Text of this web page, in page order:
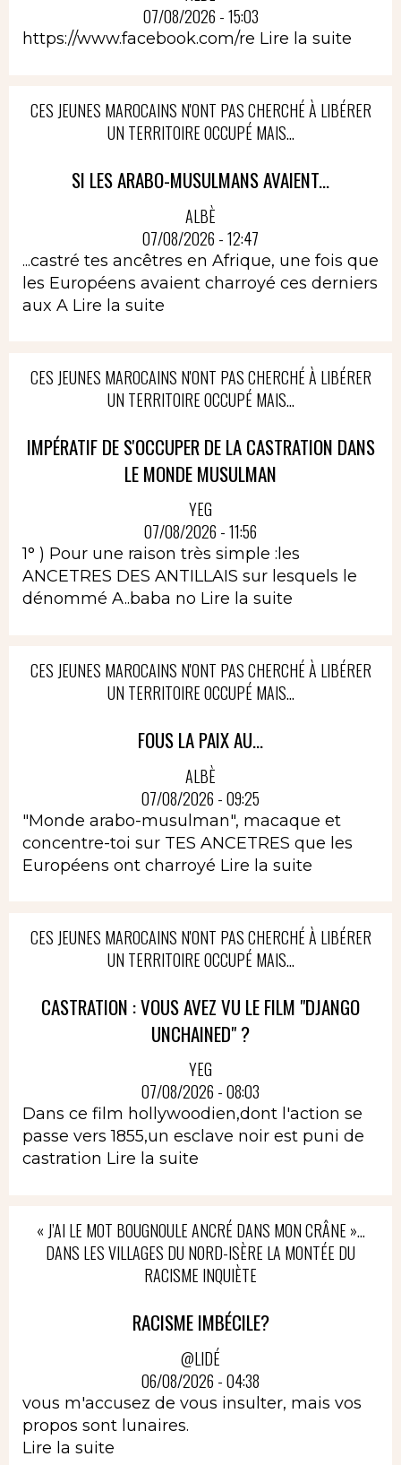
07/08/2026 - 15:03
https://www.facebook.com/re Lire la suite
CES JEUNES MAROCAINS N'ONT PAS CHERCHÉ À LIBÉRER
UN TERRITOIRE OCCUPÉ MAIS...
SI LES ARABO-MUSULMANS AVAIENT...
ALBÈ
07/08/2026 - 12:47
...castré tes ancêtres en Afrique, une fois que
les Européens avaient charroyé ces derniers
aux A Lire la suite
CES JEUNES MAROCAINS N'ONT PAS CHERCHÉ À LIBÉRER
UN TERRITOIRE OCCUPÉ MAIS...
IMPÉRATIF DE S'OCCUPER DE LA CASTRATION DANS
LE MONDE MUSULMAN
YEG
07/08/2026 - 11:56
1° ) Pour une raison très simple :les
ANCETRES DES ANTILLAIS sur lesquels le
dénommé A..baba no Lire la suite
CES JEUNES MAROCAINS N'ONT PAS CHERCHÉ À LIBÉRER
UN TERRITOIRE OCCUPÉ MAIS...
FOUS LA PAIX AU...
ALBÈ
07/08/2026 - 09:25
"Monde arabo-musulman", macaque et
concentre-toi sur TES ANCETRES que les
Européens ont charroyé Lire la suite
CES JEUNES MAROCAINS N'ONT PAS CHERCHÉ À LIBÉRER
UN TERRITOIRE OCCUPÉ MAIS...
CASTRATION : VOUS AVEZ VU LE FILM "DJANGO
UNCHAINED" ?
YEG
07/08/2026 - 08:03
Dans ce film hollywoodien,dont l'action se
passe vers 1855,un esclave noir est puni de
castration Lire la suite
« J’AI LE MOT BOUGNOULE ANCRÉ DANS MON CRÂNE »…
DANS LES VILLAGES DU NORD-ISÈRE LA MONTÉE DU
RACISME INQUIÈTE
RACISME IMBÉCILE?
@LIDÉ
06/08/2026 - 04:38
vous m'accusez de vous insulter, mais vos
propos sont lunaires.
Lire la suite